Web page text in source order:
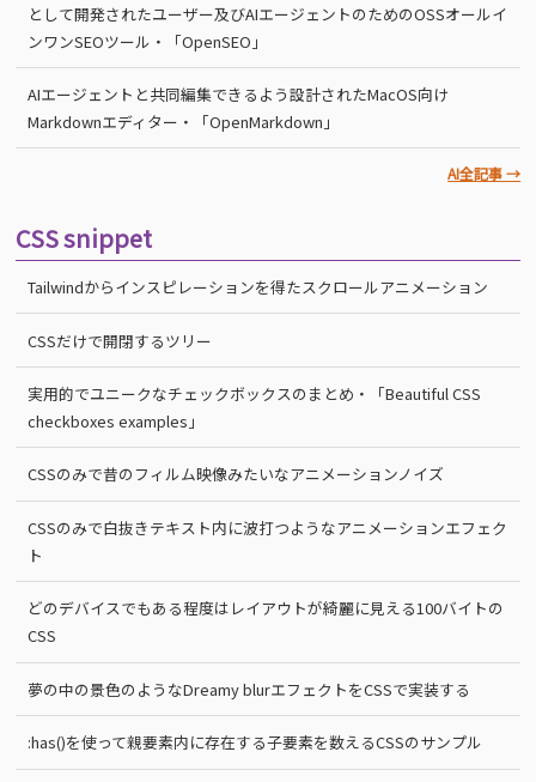
として開発されたユーザー及びAIエージェントのためのOSSオールイ
ンワンSEOツール・「OpenSEO」
AIエージェントと共同編集できるよう設計されたMacOS向け
Markdownエディター・「OpenMarkdown」
AI全記事 →
CSS snippet
Tailwindからインスピレーションを得たスクロールアニメーション
CSSだけで開閉するツリー
実用的でユニークなチェックボックスのまとめ・「Beautiful CSS
checkboxes examples」
CSSのみで昔のフィルム映像みたいなアニメーションノイズ
CSSのみで白抜きテキスト内に波打つようなアニメーションエフェク
ト
どのデバイスでもある程度はレイアウトが綺麗に見える100バイトの
CSS
夢の中の景色のようなDreamy blurエフェクトをCSSで実装する
:has()を使って親要素内に存在する子要素を数えるCSSのサンプル